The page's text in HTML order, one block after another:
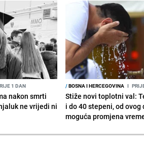
1 DAN
nakon smrti
ne vrijedi ni
/BOSNA I HERCEGOVINA I
Stiže novi toplotni val:
i do 40 stepeni, od ovog
moguća promjena